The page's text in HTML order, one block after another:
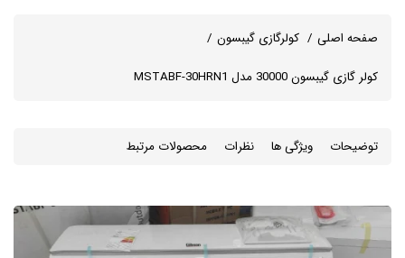
صفحه اصلی کولرگازی گیبسون
کولر گازی گیبسون 30000 مدل MSTABF-30HRN1
توضیحات ویژگی ها نظرات محصولات مرتبط